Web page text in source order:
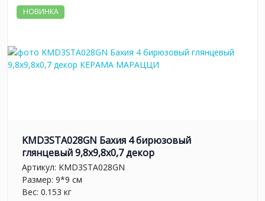
НОВИНКА
KMD3STA028GN Бахия 4 бирюзовый
глянцевый 9,8x9,8x0,7 декор
Артикул: KMD3STA028GN
Размер: 9*9 см
Вес: 0.153 кг